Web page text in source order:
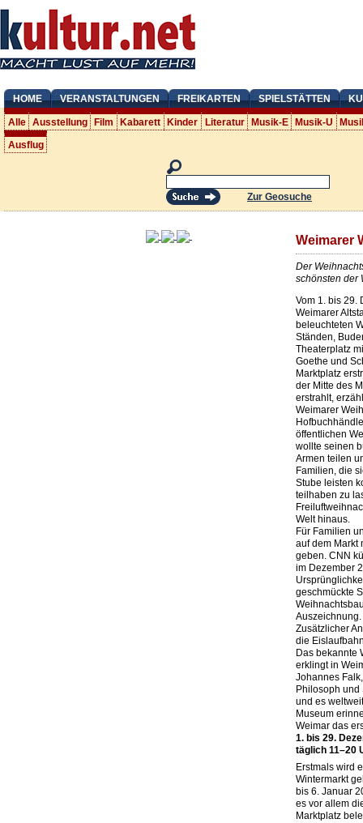
HOME VERANSTALTUNGEN FREIKARTEN SPIELSTÄTTEN
Alle Ausstellung Film Kabarett Kinder Literatur Musik-E Musik-U
Ausflug
Zur Geosuche
Weimarer
Der
schönsten der
Vom 1. bis 29.
Weimarer
beleuchteten
Ständen,
Theaterplatz
Goethe und
Marktplatz
der Mitte des
erstrahlt,
Weimarer
öffentlichen
wollte seinen
Armen teilen
Familien, die
Stube leisten
teilhaben zu
Welt hinaus.
Für Familien
auf dem Markt
geben. CNN
im Dezember
geschmückte
Auszeichnung.
Zusätzlicher
die
Das bekannte
erklingt in
Johannes
Philosoph und
und es
Museum
Weimar das
1. bis 29.
täglich 11–20
Erstmals wird
Wintermarkt
bis 6. Januar
es vor allem
Marktplatz